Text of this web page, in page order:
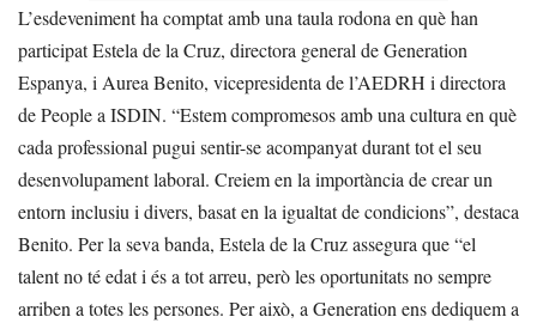
L’esdeveniment ha comptat amb una taula rodona en què han
participat Estela de la Cruz, directora general de Generation
Espanya, i Aurea Benito, vicepresidenta de l’AEDRH i directora
de People a ISDIN. “Estem compromesos amb una cultura en què
cada professional pugui sentir-se acompanyat durant tot el seu
desenvolupament laboral. Creiem en la importància de crear un
entorn inclusiu i divers, basat en la igualtat de condicions”, destaca
Benito. Per la seva banda, Estela de la Cruz assegura que “el
talent no té edat i és a tot arreu, però les oportunitats no sempre
arriben a totes les persones. Per això, a Generation ens dediquem a